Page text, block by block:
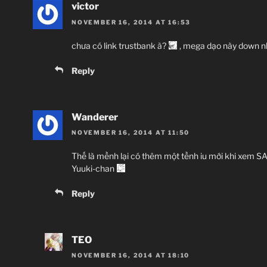
victor
NOVEMBER 16, 2014 AT 16:53
chưa có link trustbank à? , mega dạo này down
Reply
Wanderer
NOVEMBER 16, 2014 AT 11:50
Thế là mềnh lại có thêm một tềnh iu mới khi xem
Yuuki-chan
Reply
TEO
NOVEMBER 16, 2014 AT 18:10